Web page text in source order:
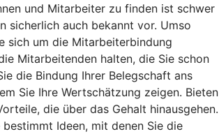
und Mitarbeiter zu finden ist schwer
sicherlich auch bekannt vor. Umso
sich um die Mitarbeiterbindung
Mitarbeitenden halten, die Sie schon
die Bindung Ihrer Belegschaft ans
Sie Ihre Wertschätzung zeigen. Bieten
die über das Gehalt hinausgehen.
bestimmt Ideen, mit denen Sie die